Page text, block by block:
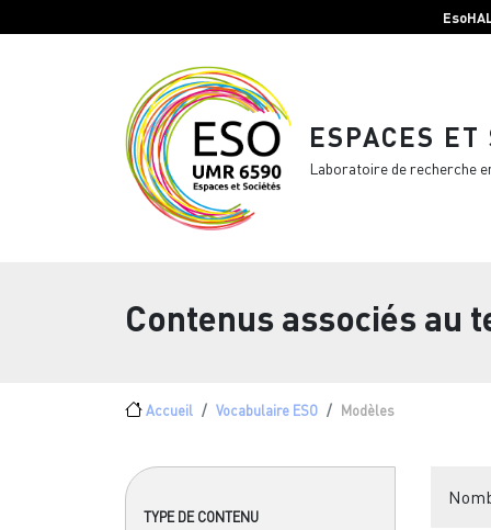
ESPACES ET
Laboratoire de recherche
Contenus associés au
Fil d'Ariane
Accueil Vocabulaire ESO Modèles
TYPE DE CONTENU